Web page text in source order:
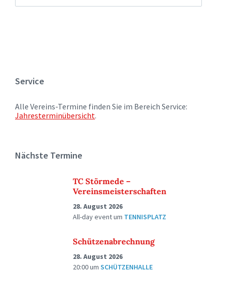
Service
Alle Vereins-Termine finden Sie im Bereich Service:
Jahresterminübersicht.
Nächste Termine
TC Störmede –
Vereinsmeisterschaften
28. August 2026
All-day eventum TENNISPLATZ
Schützenabrechnung
28. August 2026
20:00um SCHÜTZENHALLE